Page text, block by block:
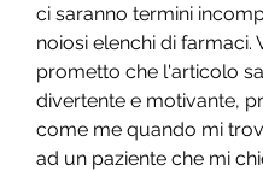
ci saranno termini
noiosi elenchi di farmaci.
prometto che l'articolo
divertente e motivante,
come me quando mi
ad un paziente che mi